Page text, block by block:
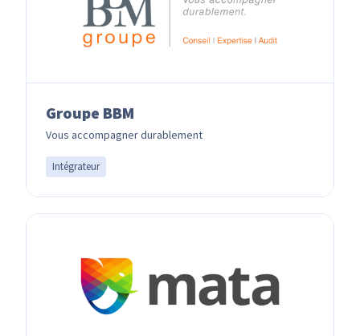
Groupe BBM
Vous accompagner durablement
Intégrateur